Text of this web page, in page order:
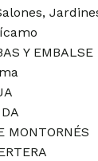
Y
MONTORNÉS